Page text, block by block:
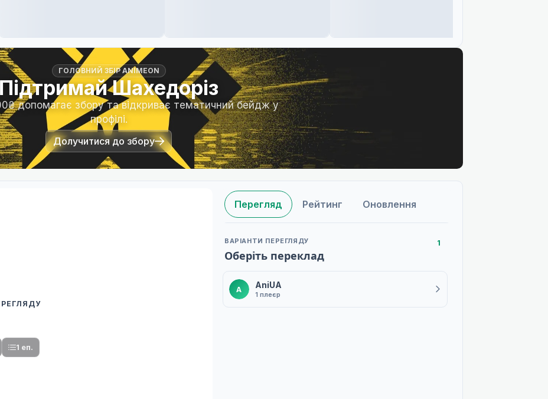
ГОЛОВНИЙ ЗБІР ANIMEON
Підтримай Шахедоріз
допомагає збору та відкриває тематичний бейдж у
профілі.
Долучитися до збору
1 еп.
Перегляд Рейтинг Оновлення
ВАРІАНТИ ПЕРЕГЛЯДУ
Оберіть переклад
1
A AniUA
1 плеєр